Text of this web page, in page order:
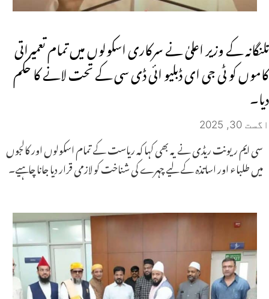
تلنگانہ کے وزیر اعلیٰ نے سرکاری اسکولوں میں تمام تعمیراتی
کاموں کو ٹی جی ای ڈبلیو ائی ڈی سی کے تحت لانے کا حکم
دیا۔
اگست 30, 2025
سی ایم ریونت ریڈی نے یہ بھی کہا کہ ریاست کے تمام اسکولوں اور کالجوں
میں طلباء اور اساتذہ کے لیے چہرے کی شناخت کو لازمی قرار دیا جانا چاہیے۔